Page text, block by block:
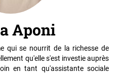
Aponi
qui se nourrit de la richesse de
qu'elle s'est investie auprès
en tant qu'assistante sociale